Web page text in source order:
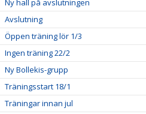
Ny hall på avslutningen
Avslutning
Öppen träning lör 1/3
Ingen träning 22/2
Ny Bollekis-grupp
Träningsstart 18/1
Träningar innan jul